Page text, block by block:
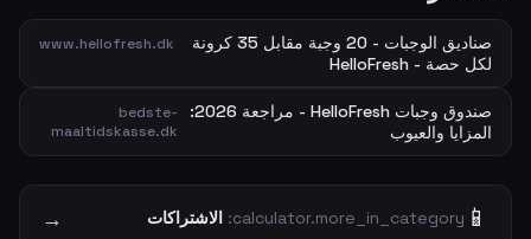
صناديق الوجبات - 20 وجبة مقابل 35 كرونة
لكل حصة - HelloFresh
www.hellofresh.dk
صندوق وجبات HelloFresh - مراجعة 2026:
المزايا والعيوب
bedste-
maaltidskasse.dk
📱
calculator.more_in_category: الاشتراكات →